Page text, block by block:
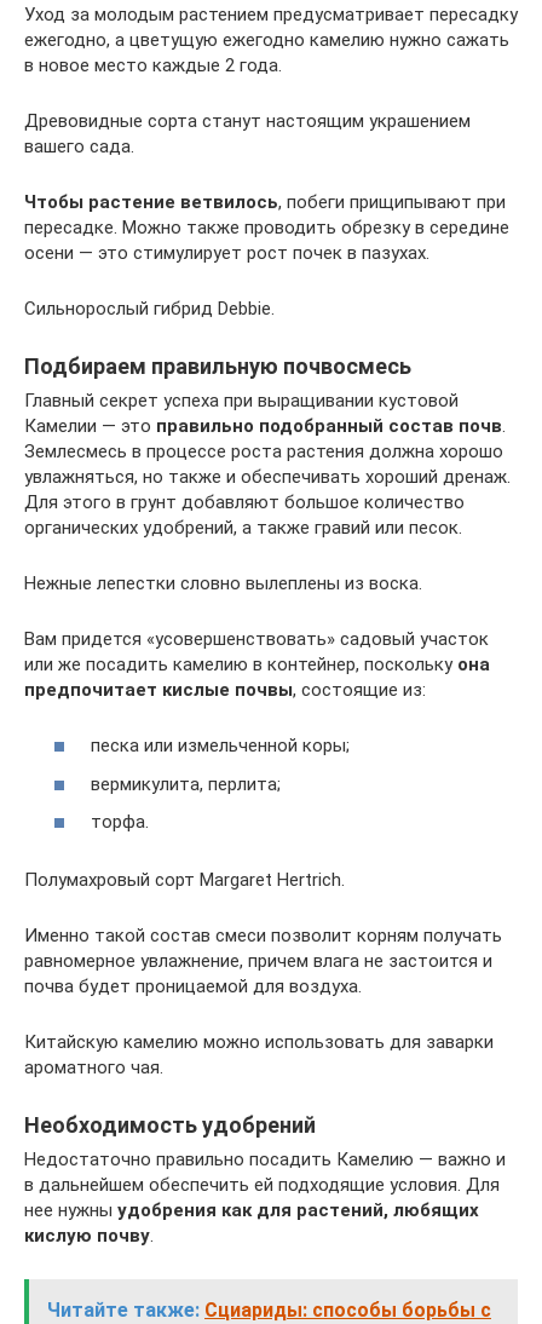
Уход за молодым растением предусматривает пересадку
ежегодно, а цветущую ежегодно камелию нужно сажать
в новое место каждые 2 года.
Древовидные сорта станут настоящим украшением
вашего сада.
Чтобы растение ветвилось, побеги прищипывают при
пересадке. Можно также проводить обрезку в середине
осени — это стимулирует рост почек в пазухах.
Сильнорослый гибрид Debbie.
Подбираем правильную почвосмесь
Главный секрет успеха при выращивании кустовой
Камелии — это правильно подобранный состав почв
Землесмесь в процессе роста растения должна хорошо
увлажняться, но также и обеспечивать хороший дренаж.
Для этого в грунт добавляют большое количество
органических удобрений, а также гравий или песок.
Нежные лепестки словно вылеплены из воска.
Вам придется «усовершенствовать» садовый участок
или же посадить камелию в контейнер, поскольку она
предпочитает кислые почвы, состоящие из:
песка или измельченной коры;
вермикулита, перлита;
торфа.
Полумахровый сорт Margaret Hertrich.
Именно такой состав смеси позволит корням получать
равномерное увлажнение, причем влага не застоится и
почва будет проницаемой для воздуха.
Китайскую камелию можно использовать для заварки
ароматного чая.
Необходимость удобрений
Недостаточно правильно посадить Камелию — важно и
в дальнейшем обеспечить ей подходящие условия. Для
нее нужны удобрения как для растений, любящих
кислую почву.
Читайте также: Сциариды: способы борьбы с